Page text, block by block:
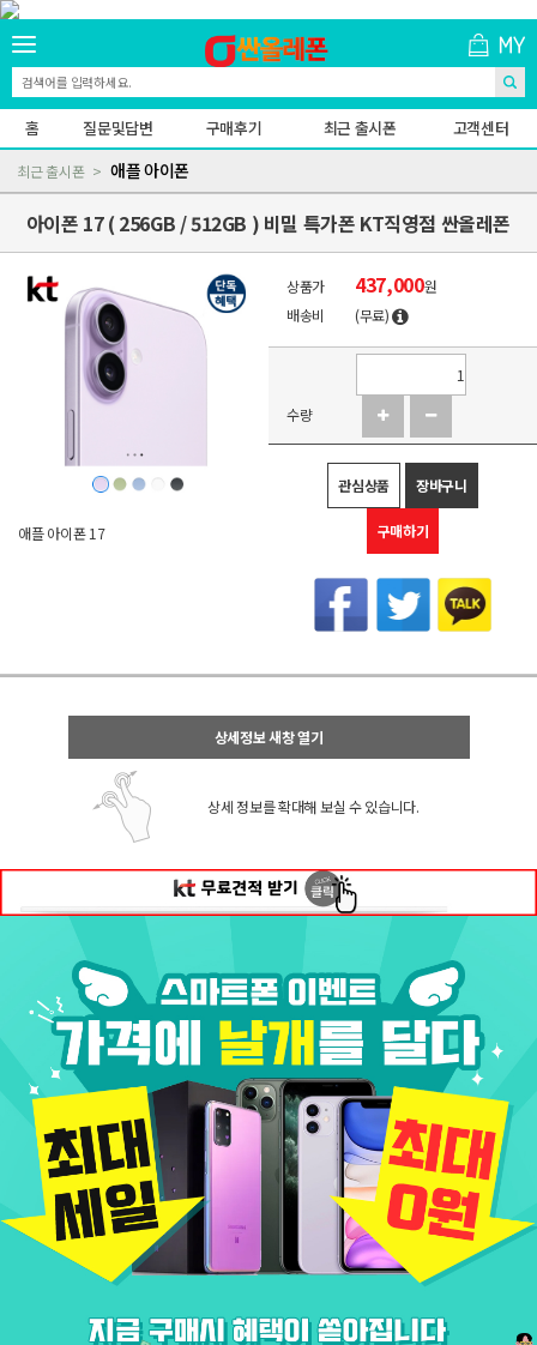
홈 질문및답변 구매후기 최근 출시폰 고객센터
최근 출시폰 애플 아이폰
아이폰 17 ( 256GB / 512GB ) 비밀 특가폰 KT직영점 싼올레폰
애플 아이폰 17
상품가 437,000원
배송비
(무료)
수량
관심상품 장바구니
구매하기
상세정보 새창 열기
상세 정보를 확대해 보실 수 있습니다.